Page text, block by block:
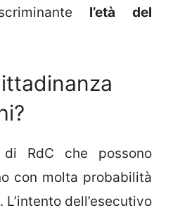
l’età del
RdC che possono
con molta probabilità
dell’esecutivo